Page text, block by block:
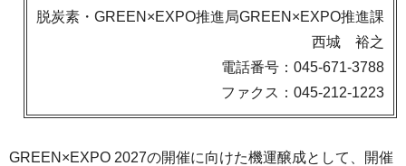
脱炭素・GREEN×EXPO推進局GREEN×EXPO推進課
西城 裕之
電話番号：045-671-3788
ファクス：045-212-1223
GREEN×EXPO 2027の開催に向けた機運醸成として、開催